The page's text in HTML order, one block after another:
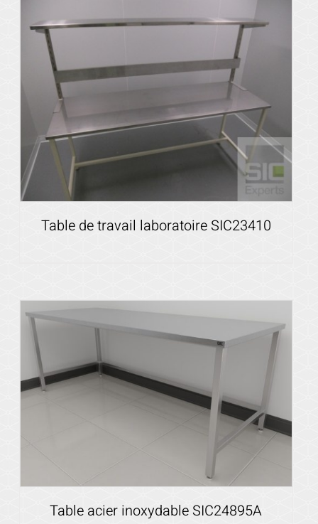
Voir les détails
Voir les détails
Table de travail laboratoire SIC23410
Table acier inoxydable SIC24895A